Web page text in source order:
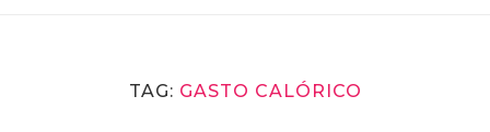
TAG: GASTO CALÓRICO